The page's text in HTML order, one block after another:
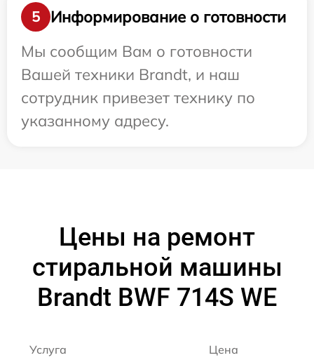
5
Информирование о готовности
Мы сообщим Вам о готовности
Вашей техники Brandt, и наш
сотрудник привезет технику по
указанному адресу.
Цены на ремонт
стиральной машины
Brandt BWF 714S WE
Услуга Цена